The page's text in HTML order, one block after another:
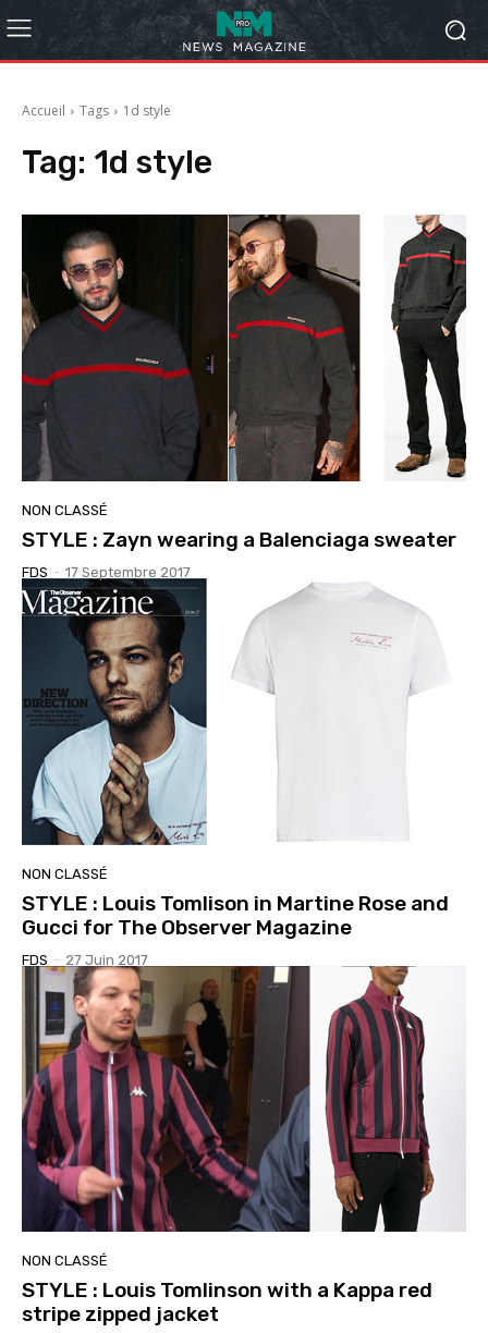
Accueil Tags 1d style
Tag: 1d style
NON CLASSÉ
STYLE : Zayn wearing a Balenciaga sweater
FDS - 17 Septembre 2017
NON CLASSÉ
STYLE : Louis Tomlison in Martine Rose and
Gucci for The Observer Magazine
FDS - 27 Juin 2017
NON CLASSÉ
STYLE : Louis Tomlinson with a Kappa red
stripe zipped jacket